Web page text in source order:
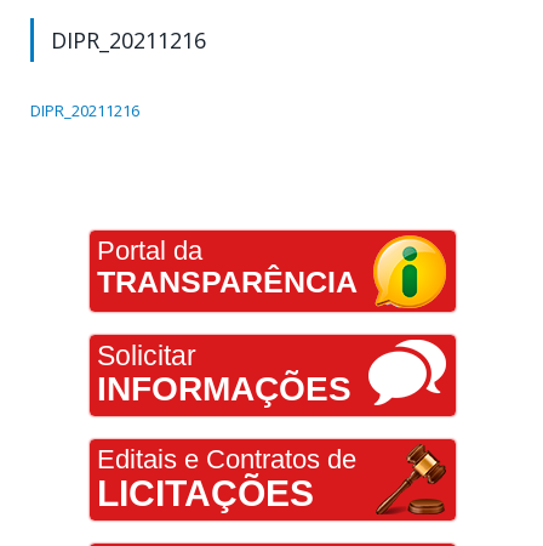
DIPR_20211216
DIPR_20211216
Portal da
TRANSPARÊNCIA
Solicitar
INFORMAÇÕES
Editais e Contratos de
LICITAÇÕES